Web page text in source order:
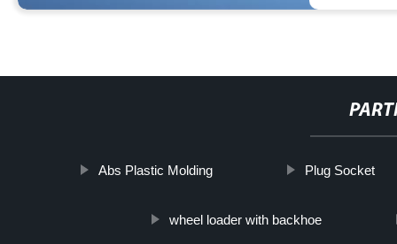
Abs Plastic Molding Plug Socket
wheel loader with backhoe